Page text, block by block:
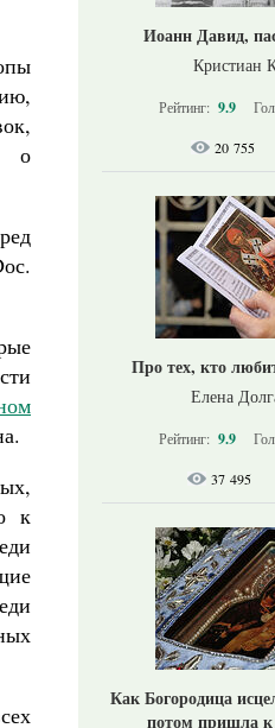
о
к
Иоанн Давид,
Кристиан
Рейтинг: 9.9
20 755
Про тех, кто
Елена
Рейтинг: 9.9
37 495
Как Богородица
потом пришла